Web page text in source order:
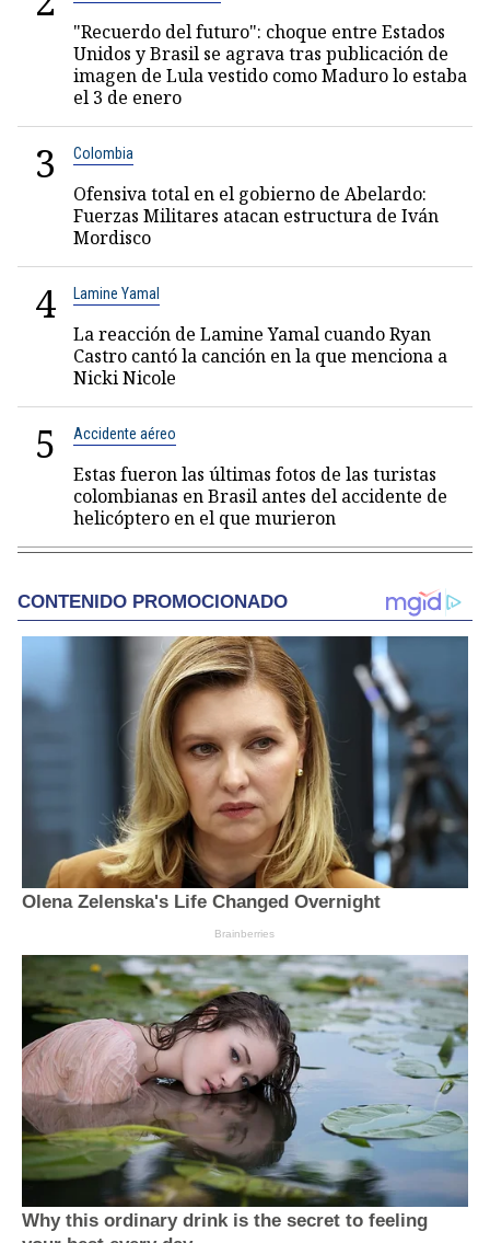
"Recuerdo del futuro": choque entre Estados
Unidos y Brasil se agrava tras publicación de
imagen de Lula vestido como Maduro lo estaba
el 3 de enero
3 Colombia
Ofensiva total en el gobierno de Abelardo:
Fuerzas Militares atacan estructura de Iván
Mordisco
4 Lamine Yamal
La reacción de Lamine Yamal cuando Ryan
Castro cantó la canción en la que menciona a
Nicki Nicole
5 Accidente aéreo
Estas fueron las últimas fotos de las turistas
colombianas en Brasil antes del accidente de
helicóptero en el que murieron